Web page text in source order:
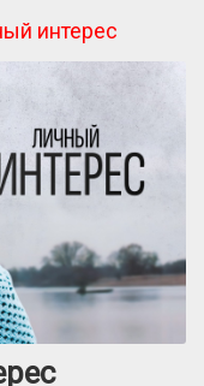
интерес